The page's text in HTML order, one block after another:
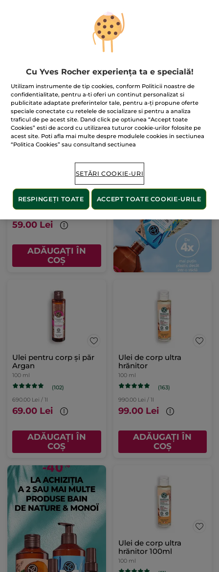
COȘ
440.00 Lei / 1l
55.00 Lei
COȘ
Ulei hrănitor pentru duș
200 ml
(456)
59.00 Lei
ADĂUGAȚI ÎN
COȘ
Ulei pentru corp și păr
Argan
100 ml
(102)
690.00 Lei / 1l
69.00 Lei
ADĂUGAȚI ÎN
COȘ
Ulei de corp ultra
hrănitor
100 ml
(163)
990.00 Lei / 1l
99.00 Lei
ADĂUGAȚI ÎN
COȘ
Ulei de corp ultra
hrănitor 100ml
100 ml
Cu Yves Rocher experiența ta e specială!
Utilizam instrumente de tip cookies, conform Politicii noastre de
confidentialitate, pentru a-ti oferi un continut personalizat si
publicitate adaptate preferintelor tale, pentru a-ți propune oferte
speciale conectate cu retelele de socializare si pentru a analiza
traficul de pe acest site. Dand click pe optiunea “Accept toate
Cookies” esti de acord cu utilizarea tuturor cookie-urilor folosite pe
acest site. Poti afla mai multe despre modulele cookies in sectiunea
“Politica Cookies” sau consultand sectiunea
SETĂRI COOKIE-URI
RESPINGEȚI TOATE ACCEPT TOATE COOKIE-URILE